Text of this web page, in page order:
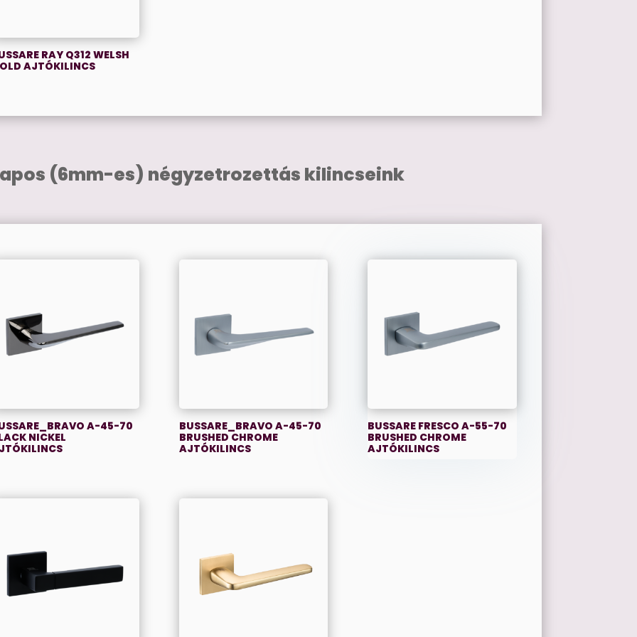
RAY Q312 WELSH
AJTÓKILINCS
lapos (6mm-es) négyzetrozettás kilincseink
A-45-70
NICKEL
BUSSARE_BRAVO A-45-70
BRUSHED CHROME
AJTÓKILINCS
BUSSARE FRESCO A-55-70
BRUSHED CHROME
AJTÓKILINCS